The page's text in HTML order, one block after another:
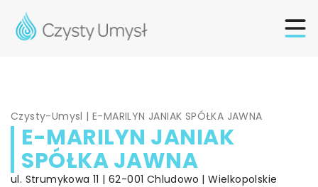
Czysty-Umysl |E-MARILYN JANIAK SPÓŁKA JAWNA
E-MARILYN JANIAK
SPÓŁKA JAWNA
ul. Strumykowa 11 | 62-001 Chludowo | Wielkopolskie